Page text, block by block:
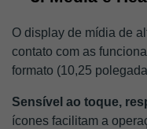
O display de mídia de
contato com as
formato (10,25
Sensível ao toque,
ícones facilitam a